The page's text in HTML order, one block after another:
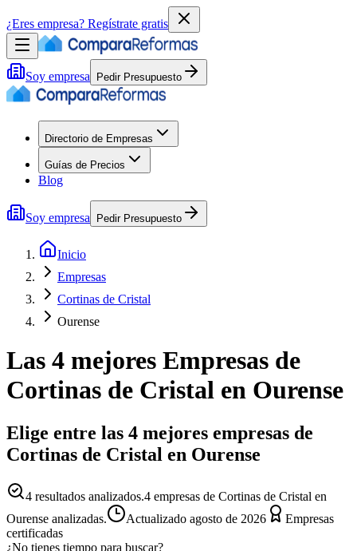
¿Eres empresa? Regístrate gratis
Soy empresa Pedir Presupuesto
Directorio de Empresas
Guías de Precios
Blog
Soy empresa Pedir Presupuesto
Inicio
Empresas
Cortinas de Cristal
Ourense
Las 4 mejores Empresas de
Cortinas de Cristal en Ourense
Elige entre las 4 mejores empresas de
Cortinas de Cristal en Ourense
4 resultados analizados.4 empresas de Cortinas de Cristal en
Ourense analizadas.
Actualizado agosto de 2026
Empresas
certificadas
¿No tienes tiempo para buscar?